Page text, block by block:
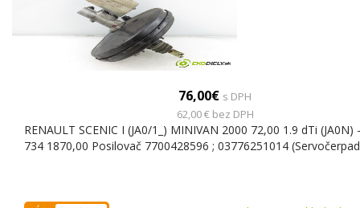
76,00€ s DPH
62,00 € bez DPH
RENAULT SCENIC I (JA0/1_) MINIVAN 2000 72,00 1.9 dTi (JA0N)
734 1870,00 Posilovač 7700428596 ; 03776251014